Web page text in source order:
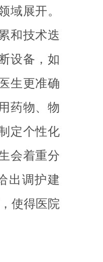
域展开。
和技术迭
设备，如
生更准确
药物、物
定个性化
会着重分
出调护建
使得医院